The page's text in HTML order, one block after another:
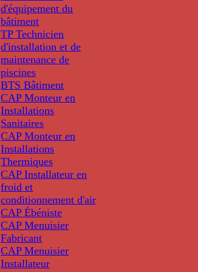
d'équipement du
bâtiment
TP Technicien
d'installation et de
maintenance de
piscines
BTS Bâtiment
CAP Monteur en
Installations
Sanitaires
CAP Monteur en
Installations
Thermiques
CAP Installateur en
froid et
conditionnement d'air
CAP Ébéniste
CAP Menuisier
Fabricant
CAP Menuisier
Installateur